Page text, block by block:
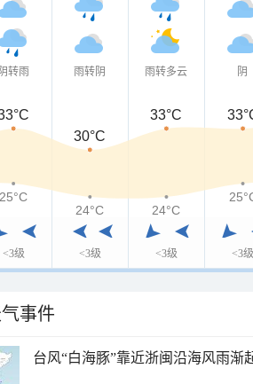
阴转雨
<3级
雨转阴
<3级
雨转多云
<3级
阴
<3级
30°C
33°C
25°C
24°C
24°C
事件
台风“白海豚”靠近浙闽沿海风雨渐